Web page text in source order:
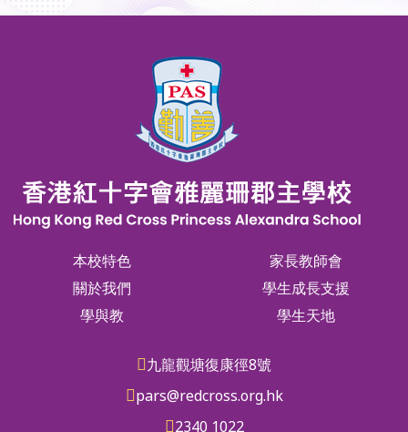
本校特色
關於我們
學與教
家長教師會
學生成長支援
學生天地
九龍觀塘復康徑8號
pars@redcross.org.hk
2340 1022